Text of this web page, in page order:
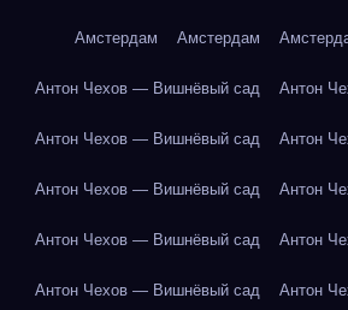
Амстердам Амстердам
Антон Чехов — Вишнёвый сад Антон
Антон Чехов — Вишнёвый сад Антон
Антон Чехов — Вишнёвый сад Антон
Антон Чехов — Вишнёвый сад Антон
Антон Чехов — Вишнёвый сад Антон